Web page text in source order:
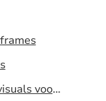
voor